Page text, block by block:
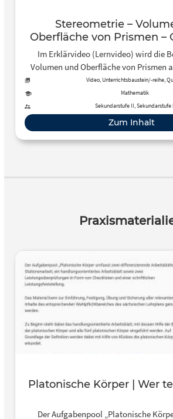
Stereometrie –
Oberfläche von Prismen –
Im Erklärvideo (Lernvideo) wird die
Volumen und Oberfläche von Prismen
und erläutert. Es wird auf den
Video, Unterrichtsbaustein/-reihe,
Mathematik
Sekundarstufe II, Sekundarstufe I
Zum Inhalt
Platonische Körper | Wer
Der Aufgabenpool „Platonische